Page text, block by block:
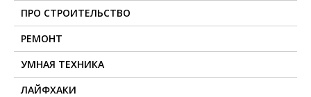
ПРО СТРОИТЕЛЬСТВО
РЕМОНТ
УМНАЯ ТЕХНИКА
ЛАЙФХАКИ